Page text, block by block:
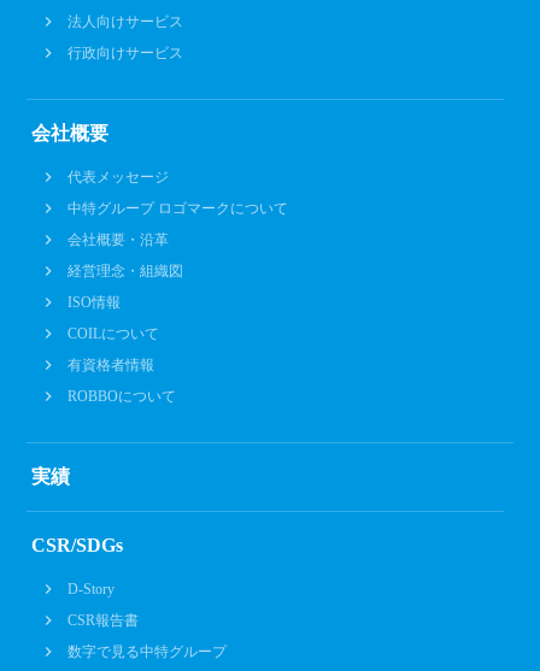
法人向けサービス
行政向けサービス
会社概要
代表メッセージ
中特グループ ロゴマークについて
会社概要・沿革
経営理念・組織図
ISO情報
COILについて
有資格者情報
ROBBOについて
実績
CSR/SDGs
D-Story
CSR報告書
数字で見る中特グループ